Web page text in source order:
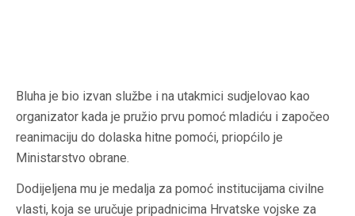
Bluha je bio izvan službe i na utakmici sudjelovao kao
organizator kada je pružio prvu pomoć mladiću i započeo
reanimaciju do dolaska hitne pomoći, priopćilo je
Ministarstvo obrane.
Dodijeljena mu je medalja za pomoć institucijama civilne
vlasti, koja se uručuje pripadnicima Hrvatske vojske za